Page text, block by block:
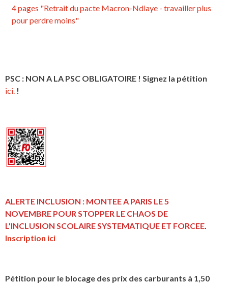
4 pages "Retrait du pacte Macron-Ndiaye - travailler plus
pour perdre moins"
PSC : NON A LA PSC OBLIGATOIRE ! Signez la pétition
ici. !
ALERTE INCLUSION : MONTEE A PARIS LE 5
NOVEMBRE POUR STOPPER LE CHAOS DE
L'INCLUSION SCOLAIRE SYSTEMATIQUE ET FORCEE
Inscription ici
Pétition pour le blocage des prix des carburants à 1,50